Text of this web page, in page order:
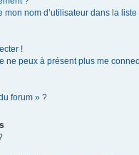
nom d’utilisateur dans la liste
!
ne peux à présent plus me
forum » ?